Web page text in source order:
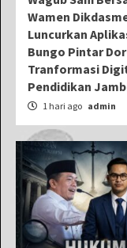
Wamen
Luncurkan
Bungo Pintar
Tranformasi
Pendidikan
1 hari ago admin